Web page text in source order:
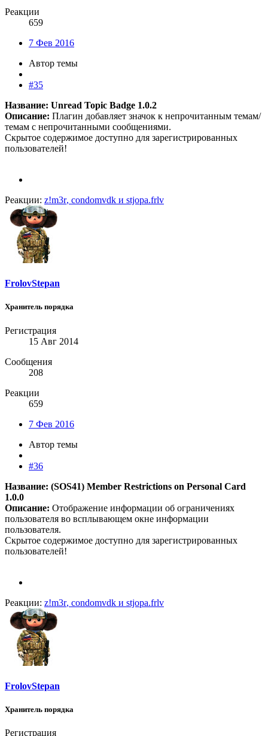
Реакции
659
7 Фев 2016
Автор темы
#35
Название: Unread Topic Badge 1.0.2
Описание: Плагин добавляет значок к непрочитанным темам/
темам с непрочитанными сообщениями.
Скрытое содержимое доступно для зарегистрированных
пользователей!
Реакции: z!m3r, condomvdk и stjopa.frlv
FrolovStepan
Хранитель порядка
Регистрация
15 Авг 2014
Сообщения
208
Реакции
659
7 Фев 2016
Автор темы
#36
Название: (SOS41) Member Restrictions on Personal Card
1.0.0
Описание: Отображение информации об ограничениях
пользователя во всплывающем окне информации
пользователя.
Скрытое содержимое доступно для зарегистрированных
пользователей!
Реакции: z!m3r, condomvdk и stjopa.frlv
FrolovStepan
Хранитель порядка
Регистрация